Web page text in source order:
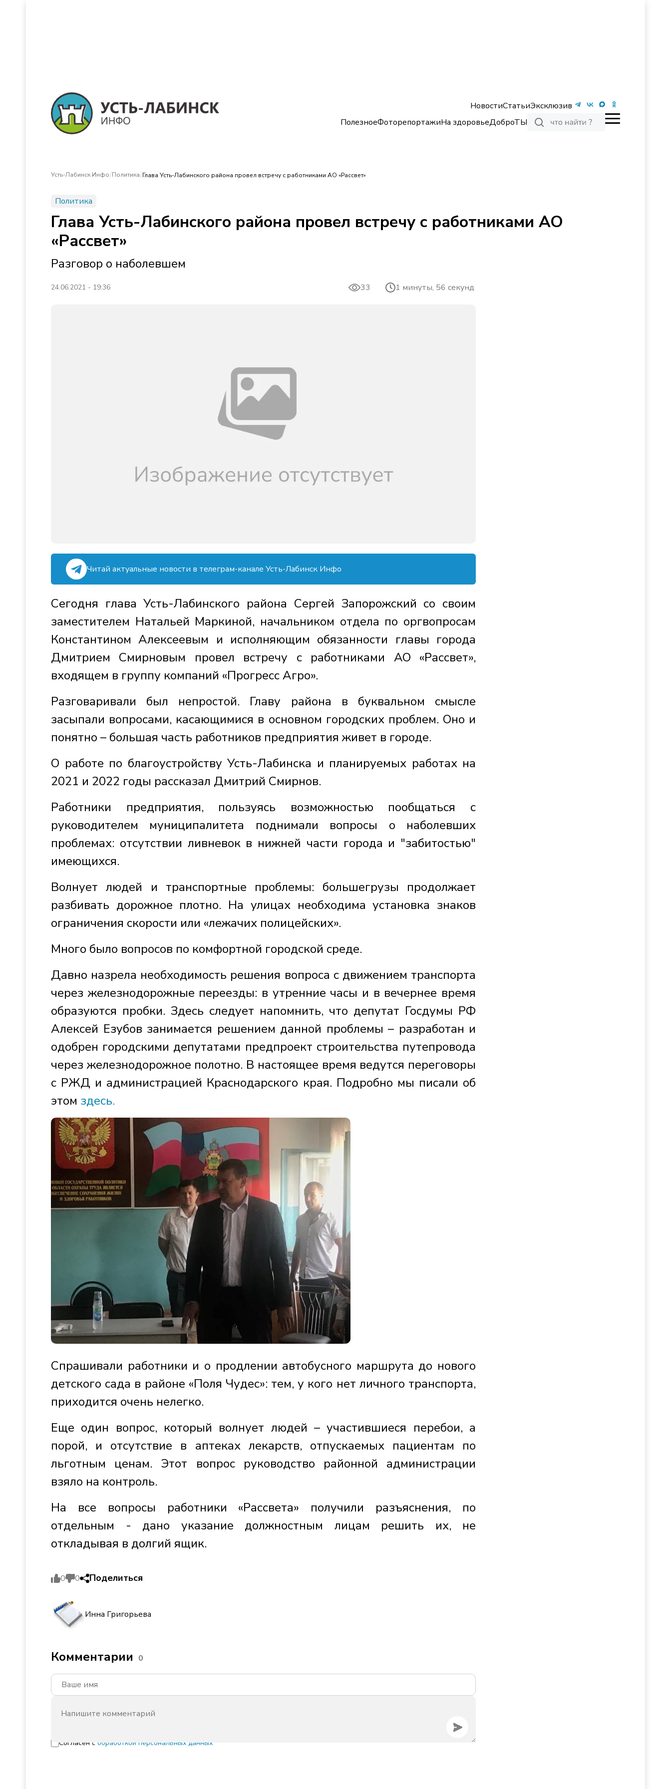
НовостиСтатьиЭксклюзив
ПолезноеФоторепортажиНа здоровьеДоброТЫ
Усть-Лабинск Инфо/Политика/Глава Усть-Лабинского района провел встречу с работниками АО «Рассвет»
Политика
Глава Усть-Лабинского района провел встречу с работниками АО
«Рассвет»
Разговор о наболевшем
24.06.2021 - 19:36 33 1 минуты, 56 секунд
Читай актуальные новости в телеграм-канале Усть-Лабинск Инфо
Сегодня глава Усть-Лабинского района Сергей Запорожский со своим
заместителем Натальей Маркиной, начальником отдела по оргвопросам
Константином Алексеевым и исполняющим обязанности главы города
Дмитрием Смирновым провел встречу с работниками АО «Рассвет»,
входящем в группу компаний «Прогресс Агро».
Разговаривали был непростой. Главу района в буквальном смысле
засыпали вопросами, касающимися в основном городских проблем. Оно и
понятно – большая часть работников предприятия живет в городе.
О работе по благоустройству Усть-Лабинска и планируемых работах на
2021 и 2022 годы рассказал Дмитрий Смирнов.
Работники предприятия, пользуясь возможностью пообщаться с
руководителем муниципалитета поднимали вопросы о наболевших
проблемах: отсутствии ливневок в нижней части города и "забитостью"
имеющихся.
Волнует людей и транспортные проблемы: большегрузы продолжает
разбивать дорожное плотно. На улицах необходима установка знаков
ограничения скорости или «лежачих полицейских».
Много было вопросов по комфортной городской среде.
Давно назрела необходимость решения вопроса с движением транспорта
через железнодорожные переезды: в утренние часы и в вечернее время
образуются пробки. Здесь следует напомнить, что депутат Госдумы РФ
Алексей Езубов занимается решением данной проблемы – разработан и
одобрен городскими депутатами предпроект строительства путепровода
через железнодорожное полотно. В настоящее время ведутся переговоры
с РЖД и администрацией Краснодарского края. Подробно мы писали об
этом здесь.
Спрашивали работники и о продлении автобусного маршрута до нового
детского сада в районе «Поля Чудес»: тем, у кого нет личного транспорта,
приходится очень нелегко.
Еще один вопрос, который волнует людей – участившиеся перебои, а
порой, и отсутствие в аптеках лекарств, отпускаемых пациентам по
льготным ценам. Этот вопрос руководство районной администрации
взяло на контроль.
На все вопросы работники «Рассвета» получили разъяснения, по
отдельным - дано указание должностным лицам решить их, не
откладывая в долгий ящик.
0 0 Поделиться
Инна Григорьева
Комментарии 0
Согласен с обработкой персональных данных